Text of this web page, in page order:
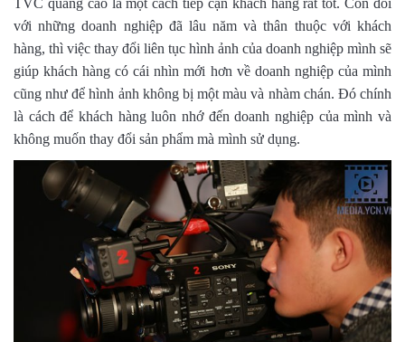
với những doanh nghiệp đã lâu năm và thân thuộc với khách
hàng, thì việc thay đổi liên tục hình ảnh của doanh nghiệp mình sẽ
giúp khách hàng có cái nhìn mới hơn về doanh nghiệp của mình
cũng như để hình ảnh không bị một màu và nhàm chán. Đó chính
là cách để khách hàng luôn nhớ đến doanh nghiệp của mình và
không muốn thay đổi sản phẩm mà mình sử dụng.